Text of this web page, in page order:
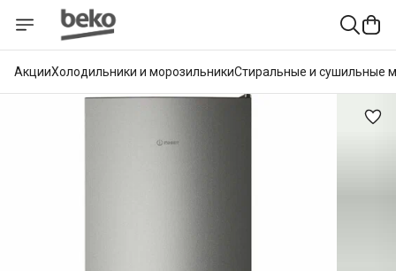
АкцииХолодильники и морозильникиСтиральные и сушильные